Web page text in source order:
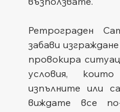
Ретрограден
забави
провокира
условия,
изпълните или
виждате все